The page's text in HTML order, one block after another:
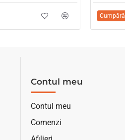
Cumpără
Contul meu
Contul meu
Comenzi